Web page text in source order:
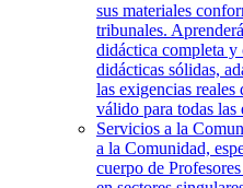
sus materiales
tribunales.
didáctica completa y
didácticas sólidas,
las exigencias
válido para todas las
Servicios a la
a la Comunidad,
cuerpo de